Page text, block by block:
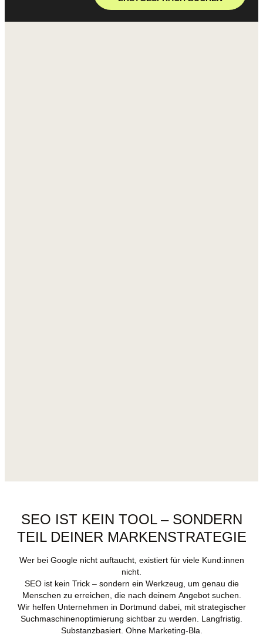
SEO IST KEIN TOOL – SONDERN
TEIL DEINER MARKENSTRATEGIE
Wer bei Google nicht auftaucht, existiert für viele Kund:innen
nicht.
SEO ist kein Trick – sondern ein Werkzeug, um genau die
Menschen zu erreichen, die nach deinem Angebot suchen.
Wir helfen Unternehmen in Dortmund dabei, mit strategischer
Suchmaschinenoptimierung sichtbar zu werden. Langfristig.
Substanzbasiert. Ohne Marketing-Bla.